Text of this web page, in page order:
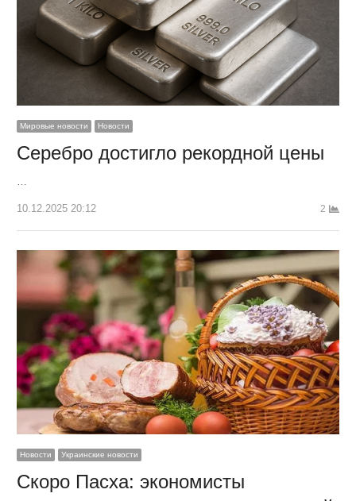
Мировые новости Новости
Серебро достигло рекордной цены
10.12.2025 20:12 2
Новости Украинские новости
Скоро Пасха: экономисты